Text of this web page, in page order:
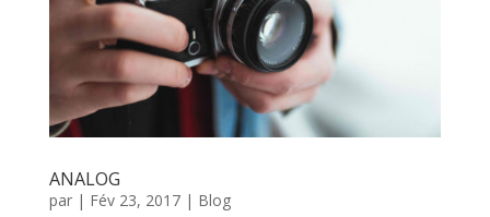
ANALOG
par | Fév 23, 2017| Blog